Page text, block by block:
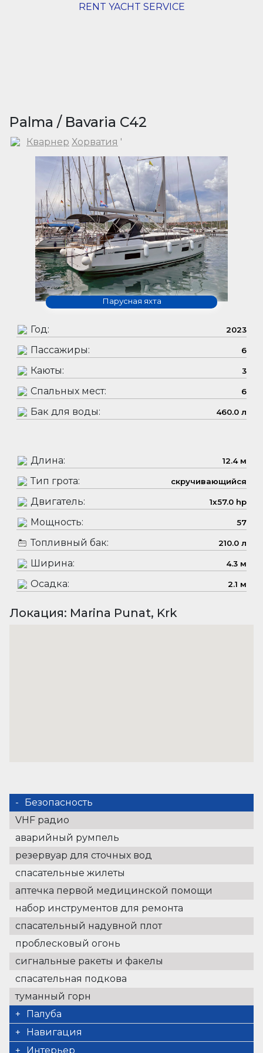
RENT YACHT SERVICE
Palma / Bavaria C42
Кварнер Хорватия '
Парусная яхта
Год: 2023
Пассажиры: 6
Каюты: 3
Спальных мест: 6
Бак для воды: 460.0 л
Длина: 12.4 м
Тип грота: скручивающийся
Двигатель: 1x57.0 hp
Мощность: 57
Топливный бак: 210.0 л
Ширина: 4.3 м
Осадка: 2.1 м
Локация: Marina Punat, Krk
Безопасность
VHF радио
аварийный румпель
резервуар для сточных вод
спасательные жилеты
аптечка первой медицинской помощи
набор инструментов для ремонта
спасательный надувной плот
проблесковый огонь
сигнальные ракеты и факелы
спасательная подкова
туманный горн
Палуба
Душ в кокпите
электрический брашпиль
Навигация
морские навигационные карты
Интерьер